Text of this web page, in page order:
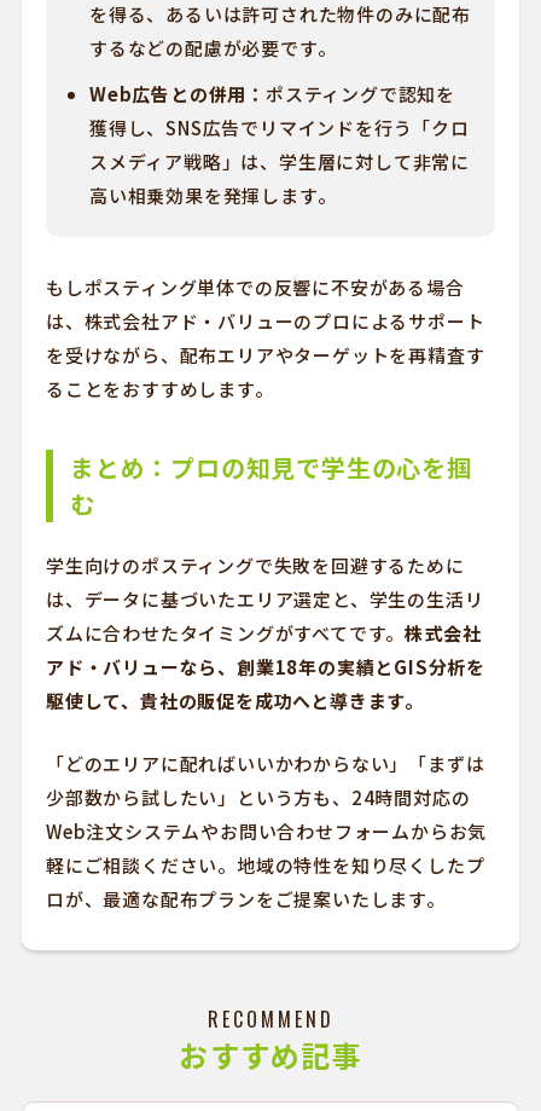
を得る、あるいは許可された物件のみに配布
するなどの配慮が必要です。
Web広告との併用： ポスティングで認知を
獲得し、SNS広告でリマインドを行う「クロ
スメディア戦略」は、学生層に対して非常に
高い相乗効果を発揮します。
もしポスティング単体での反響に不安がある場合
は、株式会社アド・バリューのプロによるサポート
を受けながら、配布エリアやターゲットを再精査す
ることをおすすめします。
まとめ：プロの知見で学生の心を掴
む
学生向けのポスティングで失敗を回避するために
は、データに基づいたエリア選定と、学生の生活リ
ズムに合わせたタイミングがすべてです。株式会社
アド・バリューなら、創業18年の実績とGIS分析を
駆使して、貴社の販促を成功へと導きます。
「どのエリアに配ればいいかわからない」「まずは
少部数から試したい」という方も、24時間対応の
Web注文システムやお問い合わせフォームからお気
軽にご相談ください。地域の特性を知り尽くしたプ
ロが、最適な配布プランをご提案いたします。
RECOMMEND
おすすめ記事